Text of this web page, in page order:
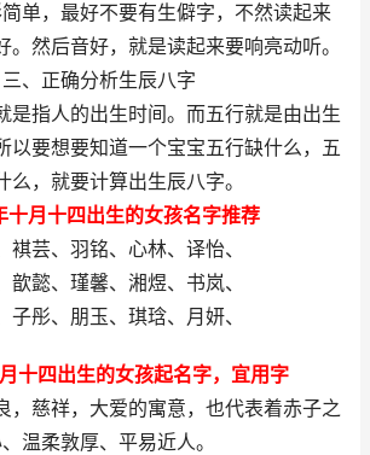
单，最好不要有生僻字，不然读起来
。然后音好，就是读起来要响亮动听。
三、正确分析生辰八字
是指人的出生时间。而五行就是由出生
以要想要知道一个宝宝五行缺什么，五
么，就要计算出生辰八字。
月十四出生的女孩名字推荐
褀芸、羽铭、心林、译怡、
歆懿、瑾馨、湘煜、书岚、
子彤、朋玉、琪琀、月妍、
十四出生的女孩起名字，宜用字
慈祥，大爱的寓意，也代表着赤子之
温柔敦厚、平易近人。